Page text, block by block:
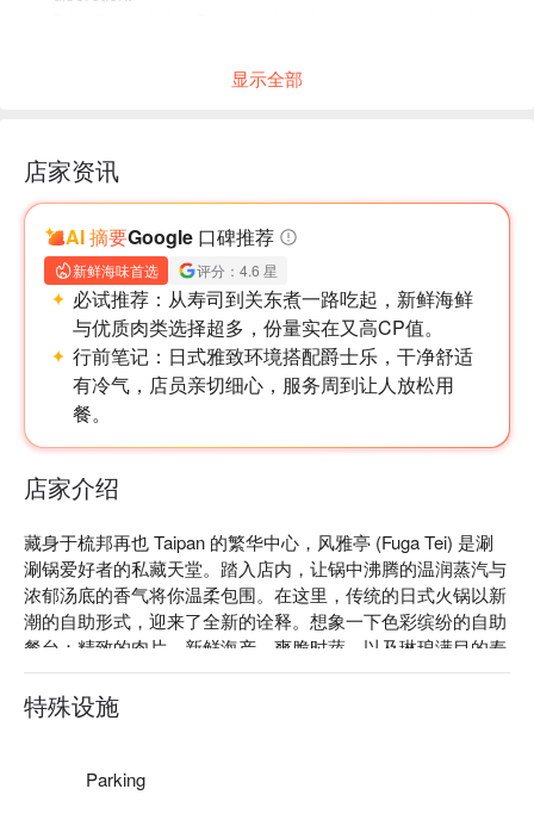
显示全部
店家资讯
AI 摘要Google 口碑推荐
新鲜海味首选 评分：4.6 星
必试推荐： 从寿司到关东煮一路吃起，新鲜海鲜
与优质肉类选择超多，份量实在又高CP值。
行前笔记： 日式雅致环境搭配爵士乐，干净舒适
有冷气，店员亲切细心，服务周到让人放松用
餐。
店家介绍
藏身于梳邦再也 Taipan 的繁华中心，风雅亭 (Fuga Tei) 是涮
涮锅爱好者的私藏天堂。踏入店内，让锅中沸腾的温润蒸汽与
浓郁汤底的香气将你温柔包围。在这里，传统的日式火锅以新
潮的自助形式，迎来了全新的诠释。想象一下色彩缤纷的自助
餐台：精致的肉片、新鲜海产、爽脆时蔬，以及琳琅满目的寿
司和炸物小食，在舒适温馨的氛围中，等待着你来发掘。
无论是想快速解决晚餐，或是与好友享受一场悠闲的夜晚小
特殊设施
Parking